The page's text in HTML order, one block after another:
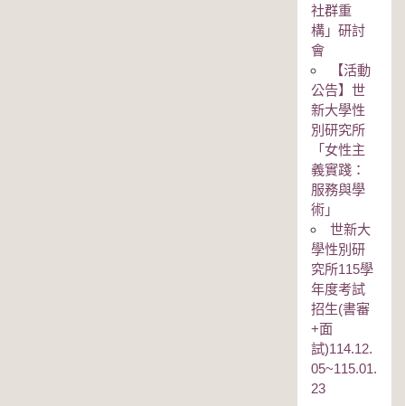
社群重
構」研討
會
【活動
公告】世
新大學性
別研究所
「女性主
義實踐：
服務與學
術」
世新大
學性別研
究所115學
年度考試
招生(書審
+面
試)114.12.
05~115.01.
23